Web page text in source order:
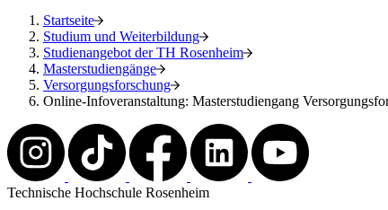
Startseite
Studium und Weiterbildung
Studienangebot der TH Rosenheim
Masterstudiengänge
Versorgungsforschung
Online-Infoveranstaltung: Masterstudiengang
Technische Hochschule Rosenheim